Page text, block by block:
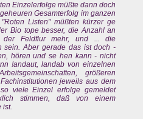
Einzelerfolge müßte dann doch
Gesamterfolg im ganzen
Listen" müßten kürzer ge
Bio tope besser, die Anzahl an
der Feldflur mehr, und ... die
sein. Aber gerade das ist doch -
hören und se hen kann - nicht
!andaut, landab von einzelnen
größeren
jeweils aus dem
viele Einzel erfolge gemeldet
stimmen, daß von einem
ist.